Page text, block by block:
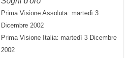
Prima Visione Assoluta: martedì 3
Dicembre 2002
Prima Visione Italia: martedì 3 Dicembre
2002